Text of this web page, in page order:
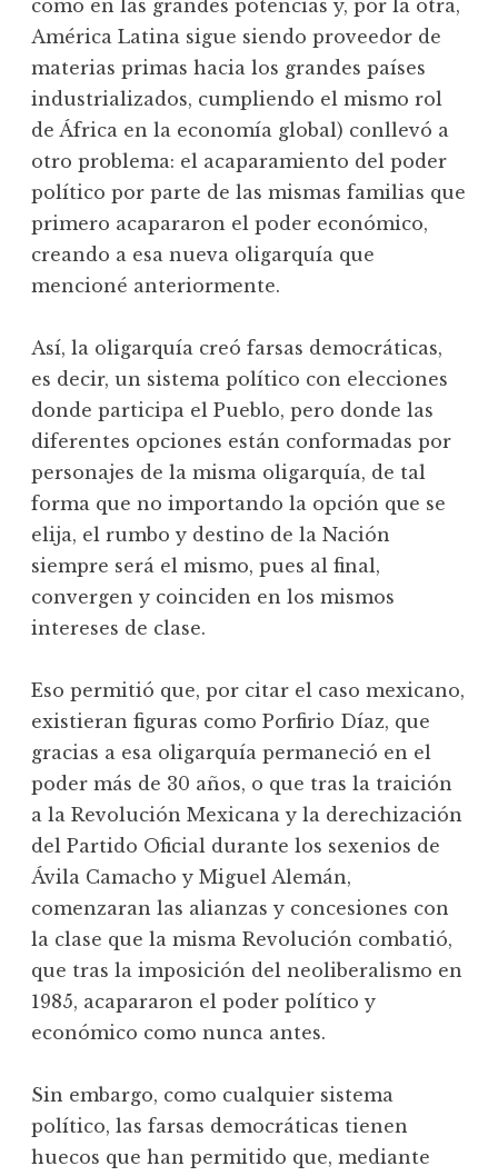
como en las grandes potencias y, por la otra,
América Latina sigue siendo proveedor de
materias primas hacia los grandes países
industrializados, cumpliendo el mismo rol
de África en la economía global) conllevó a
otro problema: el acaparamiento del poder
político por parte de las mismas familias que
primero acapararon el poder económico,
creando a esa nueva oligarquía que
mencioné anteriormente.
Así, la oligarquía creó farsas democráticas,
es decir, un sistema político con elecciones
donde participa el Pueblo, pero donde las
diferentes opciones están conformadas por
personajes de la misma oligarquía, de tal
forma que no importando la opción que se
elija, el rumbo y destino de la Nación
siempre será el mismo, pues al final,
convergen y coinciden en los mismos
intereses de clase.
Eso permitió que, por citar el caso mexicano,
existieran figuras como Porfirio Díaz, que
gracias a esa oligarquía permaneció en el
poder más de 30 años, o que tras la traición
a la Revolución Mexicana y la derechización
del Partido Oficial durante los sexenios de
Ávila Camacho y Miguel Alemán,
comenzaran las alianzas y concesiones con
la clase que la misma Revolución combatió,
que tras la imposición del neoliberalismo en
1985, acapararon el poder político y
económico como nunca antes.
Sin embargo, como cualquier sistema
político, las farsas democráticas tienen
huecos que han permitido que, mediante